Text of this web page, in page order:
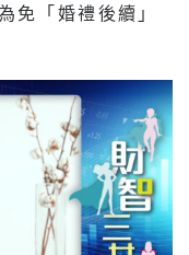
免「婚禮後續」